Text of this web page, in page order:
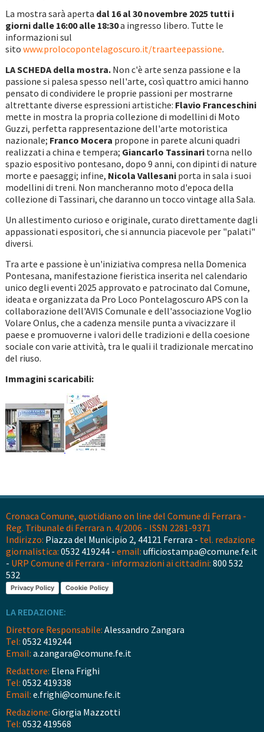
La mostra sarà aperta dal 16 al 30 novembre 2025 tutti i
giorni dalle 16:00 alle 18:30a ingresso libero. Tutte le
informazioni sul
sito www.prolocopontelagoscuro.it/traarteepassione.
LA SCHEDA della mostra.Non c'è arte senza passione e la
passione si palesa spesso nell'arte, così quattro amici hanno
pensato di condividere le proprie passioni per mostrarne
altrettante diverse espressioni artistiche: Flavio Franceschini
mette in mostra la propria collezione di modellini di Moto
Guzzi, perfetta rappresentazione dell'arte motoristica
nazionale; Franco Mocera propone in parete alcuni quadri
realizzati a china e tempera; Giancarlo Tassinaritorna nello
spazio espositivo pontesano, dopo 9 anni, con dipinti di nature
morte e paesaggi; infine, Nicola Vallesaniporta in sala i suoi
modellini di treni. Non mancheranno moto d'epoca della
collezione di Tassinari, che daranno un tocco vintage alla Sala.
Un allestimento curioso e originale, curato direttamente dagli
appassionati espositori, che si annuncia piacevole per "palati"
diversi.
Tra arte e passione è un'iniziativa compresa nella Domenica
Pontesana, manifestazione fieristica inserita nel calendario
unico degli eventi 2025 approvato e patrocinato dal Comune,
ideata e organizzata da Pro Loco Pontelagoscuro APS con la
collaborazione dell'AVIS Comunale e dell'associazione Voglio
Volare Onlus, che a cadenza mensile punta a vivacizzare il
paese e promuoverne i valori delle tradizioni e della coesione
sociale con varie attività, tra le quali il tradizionale mercatino
del riuso.
Immagini scaricabili:
Cronaca Comune, quotidiano on line del Comune di Ferrara -
Reg. Tribunale di Ferrara n. 4/2006 - ISSN 2281-9371
Indirizzo: Piazza del Municipio 2, 44121 Ferrara - tel. redazione
giornalistica: 0532 419244 - email: ufficiostampa@comune.fe.it
- URP Comune di Ferrara - informazioni ai cittadini: 800 532
532
Privacy Policy Cookie Policy
LA REDAZIONE:
Direttore Responsabile: Alessandro Zangara
Tel: 0532 419244
Email: a.zangara@comune.fe.it
Redattore: Elena Frighi
Tel: 0532 419338
Email: e.frighi@comune.fe.it
Redazione: Giorgia Mazzotti
Tel: 0532 419568